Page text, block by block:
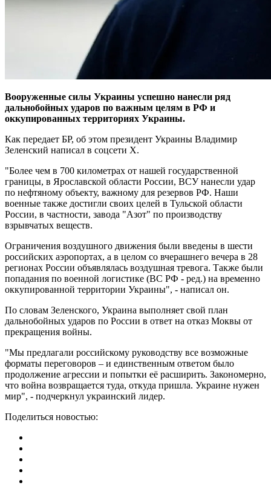
Вооруженные силы Украины успешно нанесли ряд
дальнобойных ударов по важным целям в РФ и
оккупированных территориях Украины.
Как передает БР, об этом президент Украины Владимир
Зеленский написал в соцсети Х.
"Более чем в 700 километрах от нашей государственной
границы, в Ярославской области России, ВСУ нанесли удар
по нефтяному объекту, важному для резервов РФ. Наши
военные также достигли своих целей в Тульской области
России, в частности, завода "Азот" по производству
взрывчатых веществ.
Ограничения воздушного движения были введены в шести
российских аэропортах, а в целом со вчерашнего вечера в 28
регионах России объявлялась воздушная тревога. Также были
попадания по военной логистике (ВС РФ - ред.) на временно
оккупированной территории Украины", - написал он.
По словам Зеленского, Украина выполняет свой план
дальнобойных ударов по России в ответ на отказ Моквы от
прекращения войны.
"Мы предлагали российскому руководству все возможные
форматы переговоров – и единственным ответом было
продолжение агрессии и попытки её расширить. Закономерно,
что война возвращается туда, откуда пришла. Украине нужен
мир", - подчеркнул украинский лидер.
Поделиться новостью: